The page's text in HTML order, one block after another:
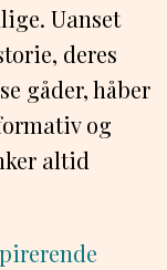
Uanset
deres
gåder, håber
og
altid